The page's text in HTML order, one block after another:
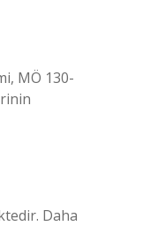
MÖ 130-
Daha